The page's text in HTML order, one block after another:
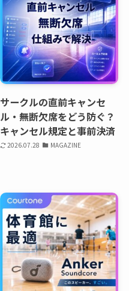
サークルの直前キャンセ
ル・無断欠席をどう防ぐ？
キャンセル規定と事前決済
2026.07.28 MAGAZINE